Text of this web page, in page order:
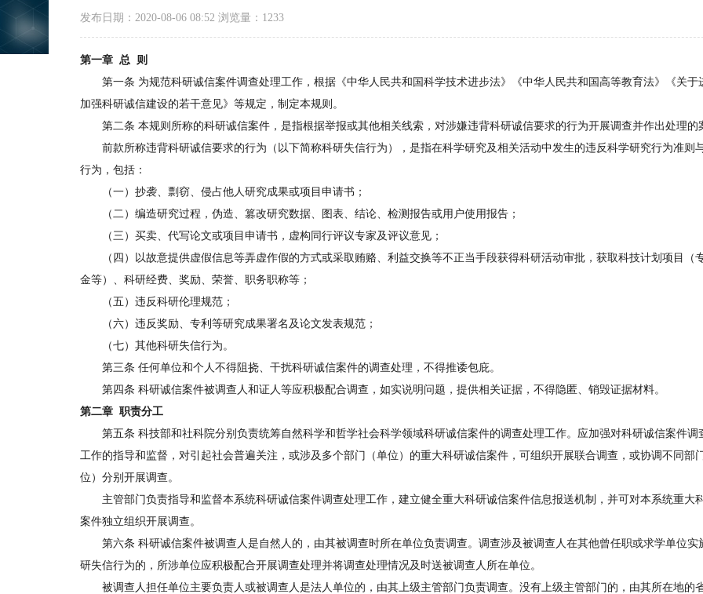
发布日期：2020-08-06 08:52 浏览量： 1233
第一章 总 则
第一条 为规范科研诚信案件调查处理工作，根据《中华人民共和国科学技术进步法》《中华人民共和国高等教育法》《关于
加强科研诚信建设的若干意见》等规定，制定本规则。
第二条 本规则所称的科研诚信案件，是指根据举报或其他相关线索，对涉嫌违背科研诚信要求的行为开展调查并作出处理的
前款所称违背科研诚信要求的行为（以下简称科研失信行为），是指在科学研究及相关活动中发生的违反科学研究行为准则
行为，包括：
（一）抄袭、剽窃、侵占他人研究成果或项目申请书；
（二）编造研究过程，伪造、篡改研究数据、图表、结论、检测报告或用户使用报告；
（三）买卖、代写论文或项目申请书，虚构同行评议专家及评议意见；
（四）以故意提供虚假信息等弄虚作假的方式或采取贿赂、利益交换等不正当手段获得科研活动审批，获取科技计划项目（
金等）、科研经费、奖励、荣誉、职务职称等；
（五）违反科研伦理规范；
（六）违反奖励、专利等研究成果署名及论文发表规范；
（七）其他科研失信行为。
第三条 任何单位和个人不得阻挠、干扰科研诚信案件的调查处理，不得推诿包庇。
第四条 科研诚信案件被调查人和证人等应积极配合调查，如实说明问题，提供相关证据，不得隐匿、销毁证据材料。
第二章 职责分工
第五条 科技部和社科院分别负责统筹自然科学和哲学社会科学领域科研诚信案件的调查处理工作。应加强对科研诚信案件调
工作的指导和监督，对引起社会普遍关注，或涉及多个部门（单位）的重大科研诚信案件，可组织开展联合调查，或协调不同部
位）分别开展调查。
主管部门负责指导和监督本系统科研诚信案件调查处理工作，建立健全重大科研诚信案件信息报送机制，并可对本系统重大
案件独立组织开展调查。
第六条 科研诚信案件被调查人是自然人的，由其被调查时所在单位负责调查。调查涉及被调查人在其他曾任职或求学单位实
研失信行为的，所涉单位应积极配合开展调查处理并将调查处理情况及时送被调查人所在单位。
被调查人担任单位主要负责人或被调查人是法人单位的，由其上级主管部门负责调查。没有上级主管部门的，由其所在地的